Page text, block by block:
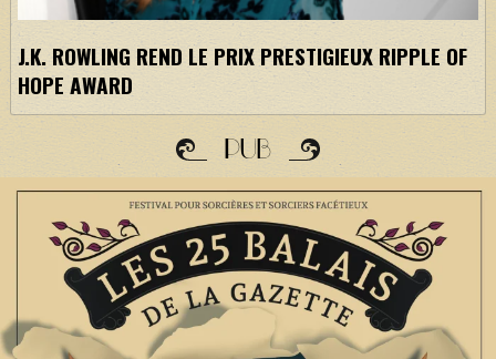
J.K. ROWLING REND LE PRIX PRESTIGIEUX RIPPLE OF
HOPE AWARD
PUB